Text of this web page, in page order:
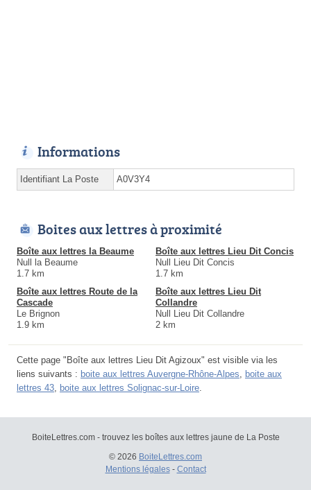
Informations
Identifiant La Poste A0V3Y4
Boites aux lettres à proximité
Boîte aux lettres la Beaume
Null la Beaume
1.7 km
Boîte aux lettres Lieu Dit Concis
Null Lieu Dit Concis
1.7 km
Boîte aux lettres Route de la
Cascade
Le Brignon
1.9 km
Boîte aux lettres Lieu Dit
Collandre
Null Lieu Dit Collandre
2 km
Cette page "Boîte aux lettres Lieu Dit Agizoux" est visible via les
liens suivants : boite aux lettres Auvergne-Rhône-Alpes
boite aux
lettres 43 boite aux lettres Solignac-sur-Loire
BoiteLettres.com - trouvez les boîtes aux lettres jaune de La Poste
© 2026 BoiteLettres.com
Mentions légales- Contact